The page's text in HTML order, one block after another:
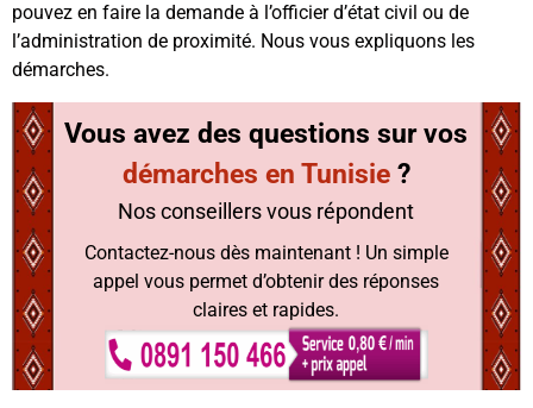
pouvez en faire la demande à l’officier d’état civil ou de
l’administration de proximité. Nous vous expliquons les
démarches.
Vous avez des questions survos
démarches en Tunisie?
Nos conseillers vous répondent
Contactez-nous dès maintenant ! Un simple
appel vous permet d’obtenir des réponses
claires et rapides.